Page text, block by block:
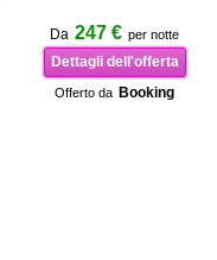
Da 247 € per notte
Dettagli dell'offerta
Offerto da Booking